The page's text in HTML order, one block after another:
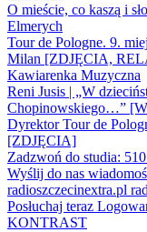
O mieście, co kaszą i
Elmerych
Tour de Pologne. 9.
Milan [ZDJĘCIA,
Kawiarenka Muzyczna
Reni Jusis | „W
Chopinowskiego…”
Dyrektor Tour de
[ZDJĘCIA]
Zadzwoń do studia:
Wyślij do nas
radioszczecinextra.pl
Posłuchaj teraz
KONTRAST